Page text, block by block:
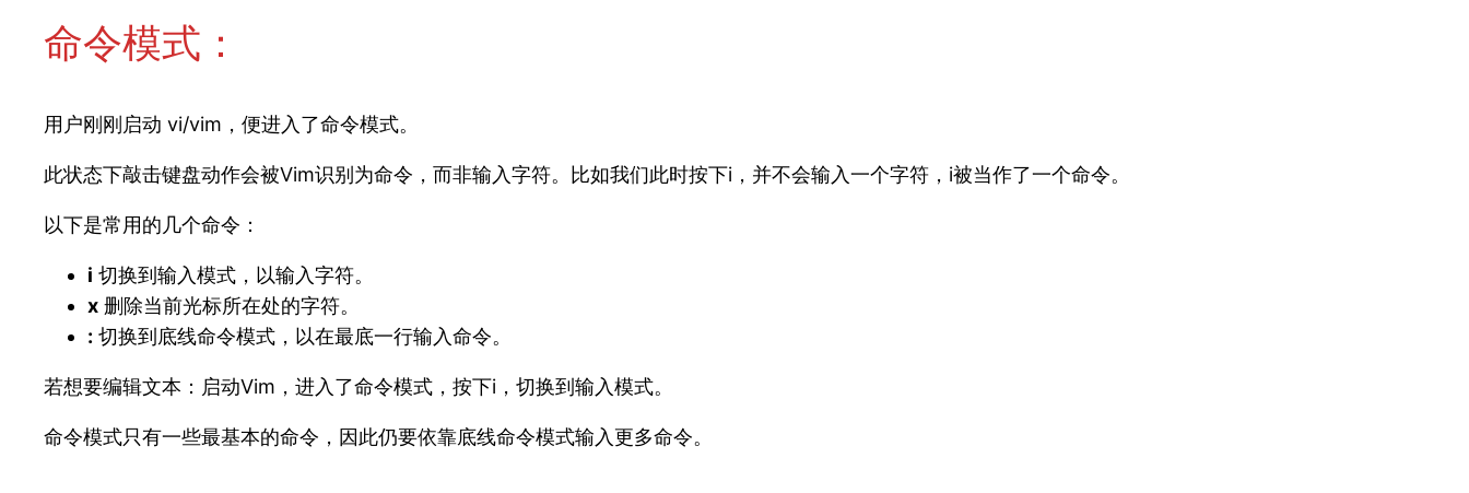
命令模式：
用户刚刚启动 vi/vim，便进入了命令模式。
此状态下敲击键盘动作会被Vim识别为命令，而非输入字符。比如我们此时按下i，并不会输入一个字符，i被当作了一个命令。
以下是常用的几个命令：
i 切换到输入模式，以输入字符。
x 删除当前光标所在处的字符。
: 切换到底线命令模式，以在最底一行输入命令。
若想要编辑文本：启动Vim，进入了命令模式，按下i，切换到输入模式。
命令模式只有一些最基本的命令，因此仍要依靠底线命令模式输入更多命令。